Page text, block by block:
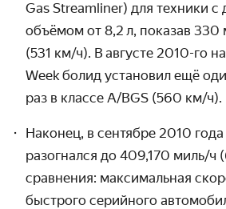
Gas Streamliner) для техники с
объёмом от 8,2 л, показав 330
(531 км/ч). В августе 2010-го
Week болид установил ещё
раз в классе A/BGS (560 км/ч).
Наконец, в сентябре 2010
разогнался до 409,170 миль/ч
сравнения: максимальная
быстрого серийного